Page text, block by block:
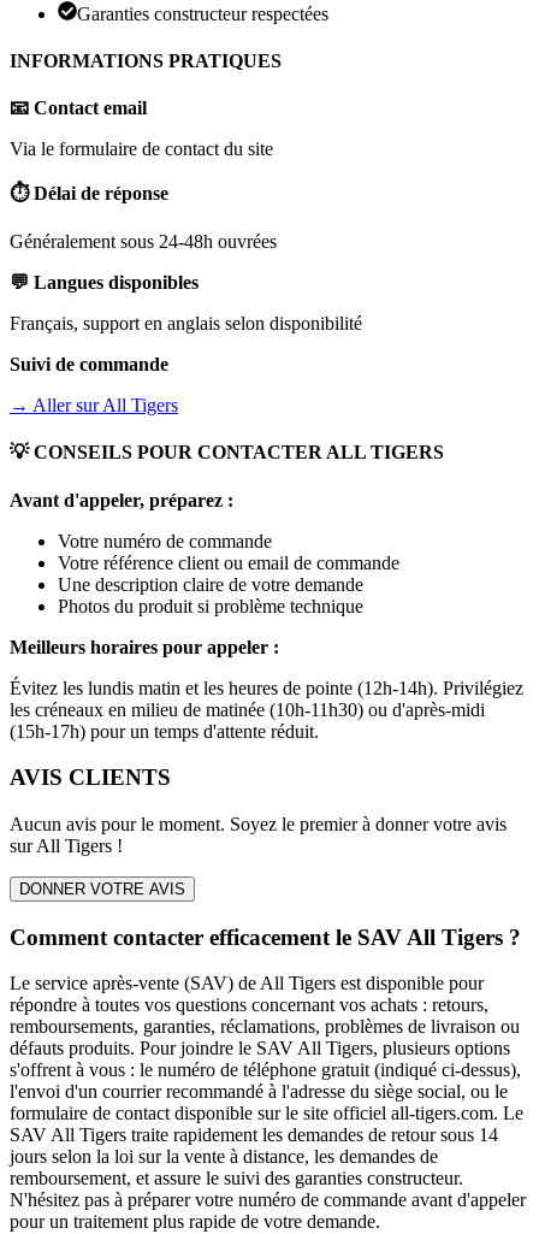
Garanties constructeur respectées
INFORMATIONS PRATIQUES
📧 Contact email
Via le formulaire de contact du site
⏱️ Délai de réponse
Généralement sous 24-48h ouvrées
💬 Langues disponibles
Français, support en anglais selon disponibilité
Suivi de commande
→ Aller surAll Tigers
💡 CONSEILS POUR CONTACTER ALL TIGERS
Avant d'appeler, préparez :
Votre numéro de commande
Votre référence client ou email de commande
Une description claire de votre demande
Photos du produit si problème technique
Meilleurs horaires pour appeler :
Évitez les lundis matin et les heures de pointe (12h-14h). Privilégiez
les créneaux en milieu de matinée (10h-11h30) ou d'après-midi
(15h-17h) pour un temps d'attente réduit.
AVIS CLIENTS
Aucun avis pour le moment. Soyez le premier à donner votre avis
surAll Tigers !
DONNER VOTRE AVIS
Comment contacter efficacement le SAV All Tigers ?
Le service après-vente (SAV) de All Tigers est disponible pour
répondre à toutes vos questions concernant vos achats : retours,
remboursements, garanties, réclamations, problèmes de livraison ou
défauts produits. Pour joindre le SAV All Tigers, plusieurs options
s'offrent à vous : le numéro de téléphone gratuit (indiqué ci-dessus),
l'envoi d'un courrier recommandé à l'adresse du siège social, ou le
formulaire de contact disponible sur le site officiel all-tigers.com. Le
SAV All Tigers traite rapidement les demandes de retour sous 14
jours selon la loi sur la vente à distance, les demandes de
remboursement, et assure le suivi des garanties constructeur.
N'hésitez pas à préparer votre numéro de commande avant d'appeler
pour un traitement plus rapide de votre demande.